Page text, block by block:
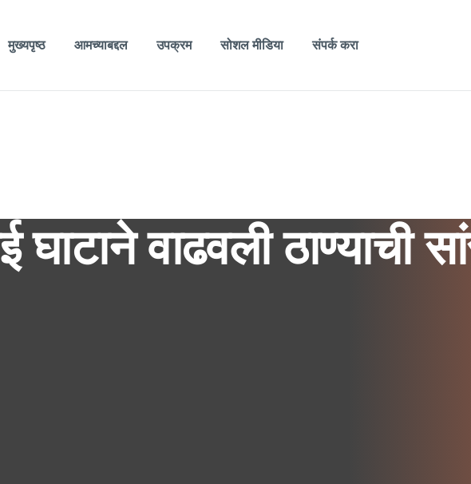
मुख्यपृष्ठ आमच्याबद्दल उपक्रम सोशल मीडिया संपर्क करा
घाटाने वाढवली ठाण्याची